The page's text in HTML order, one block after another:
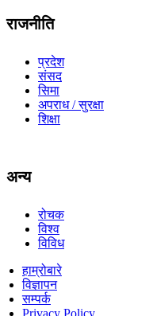
राजनीति
प्रदेश
संसद
सिमा
अपराध / सुरक्षा
शिक्षा
अन्य
रोचक
विश्व
विविध
हाम्रोबारे
विज्ञापन
सम्पर्क
Privacy Policy